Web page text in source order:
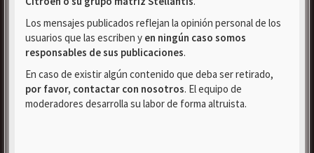
Los mensajes publicados reflejan la opinión personal de los
usuarios que las escriben y en ningún caso somos
responsables de sus publicaciones.
En caso de existir algún contenido que deba ser retirado,
por favor, contactar con nosotros. El equipo de
moderadores desarrolla su labor de forma altruista.